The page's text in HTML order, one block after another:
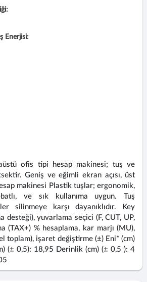
Enerjisi:
ofis tipi hesap makinesi; tuş ve
Geniş ve eğimli ekran açısı, üst
makinesi Plastik tuşlar; ergonomik,
ve sık kullanıma uygun. Tuş
silinmeye karşı dayanıklıdır. Key
desteği), yuvarlama seçici (F, CUT, UP,
(TAX+) % hesaplama, kar marjı (MU),
toplam), işaret değiştirme (±) Eni* (cm)
(± 0,5): 18,95 Derinlik (cm) (± 0,5 ): 4